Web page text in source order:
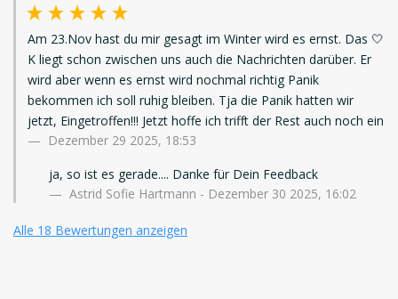
Am 23.Nov hast du mir gesagt im Winter wird es ernst. Das 🤍
K liegt schon zwischen uns auch die Nachrichten darüber. Er
wird aber wenn es ernst wird nochmal richtig Panik
bekommen ich soll ruhig bleiben. Tja die Panik hatten wir
jetzt, Eingetroffen!!! Jetzt hoffe ich trifft der Rest auch noch ein
Dezember 29 2025, 18:53
ja, so ist es gerade.... Danke für Dein Feedback
Astrid Sofie Hartmann - Dezember 30 2025, 16:02
Alle 18 Bewertungen anzeigen